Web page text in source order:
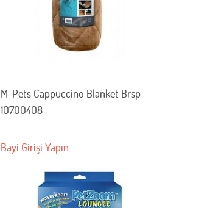
M-Pets Cappuccino Blanket Brsp-
10700408
Bayi Girişi Yapın